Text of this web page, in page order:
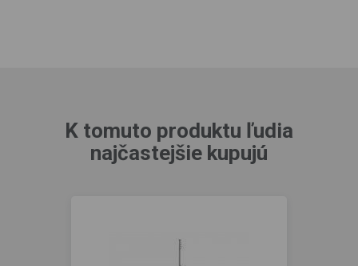
K tomuto produktu ľudia
najčastejšie kupujú